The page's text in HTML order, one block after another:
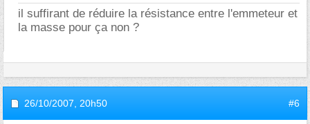
il suffirant de réduire la résistance entre l'emmeteur et
la masse pour ça non ?
26/10/2007, 20h50 #6